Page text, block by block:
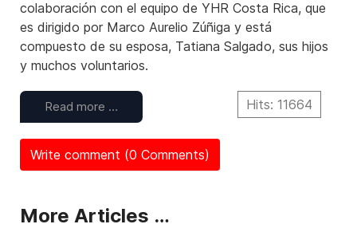
colaboración con el equipo de YHR Costa Rica, que
es dirigido por Marco Aurelio Zúñiga y está
compuesto de su esposa, Tatiana Salgado, sus hijos
y muchos voluntarios.
Read more … Hits: 11664
Write comment (0 Comments)
More Articles …